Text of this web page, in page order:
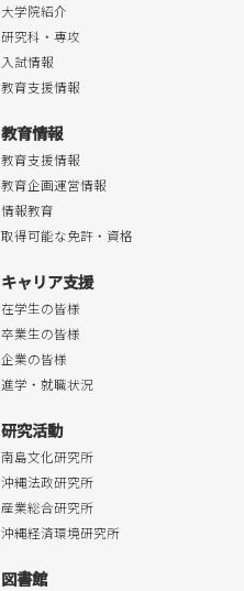
大学院紹介
研究科・専攻
入試情報
教育支援情報
教育情報
教育支援情報
教育企画運営情報
情報教育
取得可能な免許・資格
キャリア支援
在学生の皆様
卒業生の皆様
企業の皆様
進学・就職状況
研究活動
南島文化研究所
沖縄法政研究所
産業総合研究所
沖縄経済環境研究所
図書館